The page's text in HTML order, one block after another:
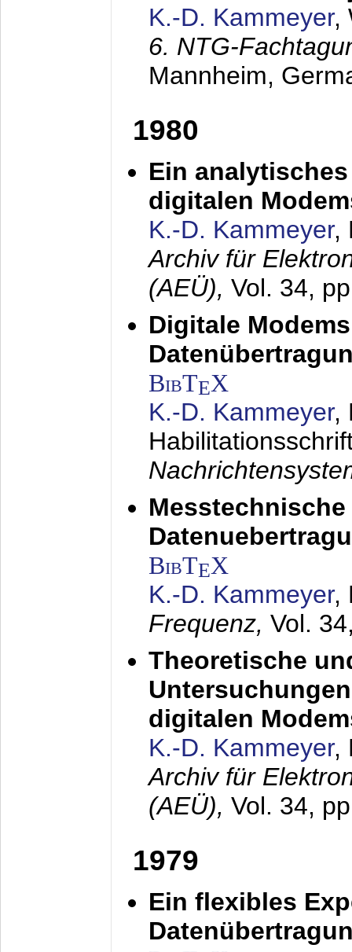
K.-D. Kammeyer,
6. NTG-
Mannheim,
1980
Ein
digitalen
K.-D. Kammeyer,
Archiv für
(AEÜ), Vol. 34,
Digitale
BibTEX
K.-D. Kammeyer,
BibTEX
K.-D. Kammeyer,
Frequenz, Vol.
Theoretische
digitalen
K.-D. Kammeyer,
Archiv für
(AEÜ), Vol. 34,
1979
Ein flexibles